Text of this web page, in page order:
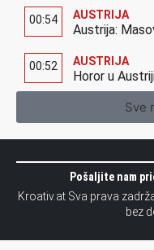
00:54 AUSTRIJA
Austrija:
00:52 AUSTRIJA
Horor u
Sve
Pošaljite nam
Kroativ.at Sva prava
bez